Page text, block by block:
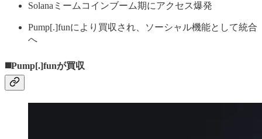
Solanaミームコインブーム期にアクセス爆発
Pump[.]funにより買収され、ソーシャル機能として統合
へ
◼️Pump[.]funが買収